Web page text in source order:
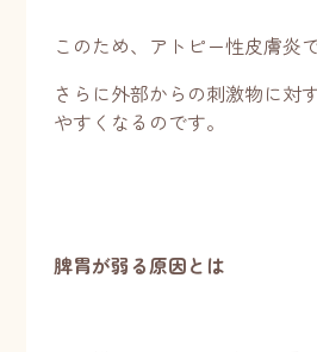
このため、アトピー性皮膚炎
さらに外部からの刺激物に対
やすくなるのです。
脾胃が弱る原因とは